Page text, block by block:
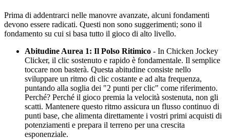
Prima di addentrarci nelle manovre avanzate, alcuni fondamenti
devono essere radicati. Questi non sono suggerimenti; sono il
fondamento su cui si basa tutto il gioco di alto livello.
Abitudine Aurea 1: Il Polso Ritimico - In Chicken Jockey
Clicker, il clic sostenuto e rapido è fondamentale. Il semplice
toccare non basterà. Questa abitudine consiste nello
sviluppare un ritmo di clic costante e ad alta frequenza,
puntando alla soglia dei "2 punti per clic" come riferimento.
Perché? Perché il gioco premia la velocità sostenuta, non gli
scatti. Mantenere questo ritmo assicura un flusso continuo di
punti base, che alimenta direttamente i vostri primi acquisti di
potenziamenti e prepara il terreno per una crescita
esponenziale.